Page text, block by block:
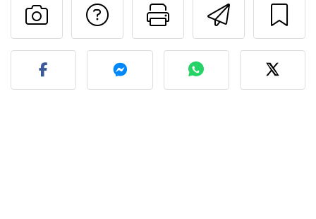
Imprimer
Poser une
Publier votre photo de